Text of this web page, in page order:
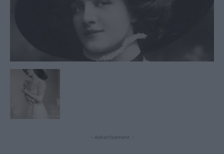
- Advertisement -